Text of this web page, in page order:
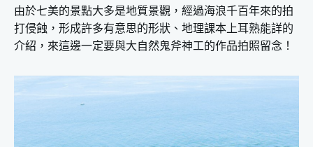
由於七美的景點大多是地質景觀，經過海浪千百年來的拍
打侵蝕，形成許多有意思的形狀、地理課本上耳熟能詳的
介紹，來這邊一定要與大自然鬼斧神工的作品拍照留念！